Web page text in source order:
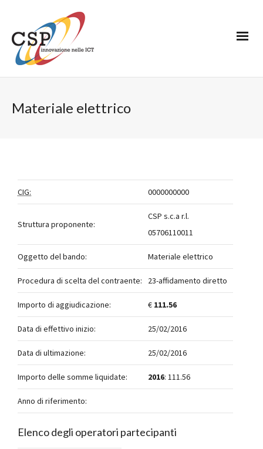
Materiale elettrico
CIG: 0000000000
Struttura proponente:
CSP s.c.a r.l.
05706110011
Oggetto del bando: Materiale elettrico
Procedura di scelta del contraente: 23-affidamento diretto
Importo di aggiudicazione: € 111.56
Data di effettivo inizio: 25/02/2016
Data di ultimazione: 25/02/2016
Importo delle somme liquidate: 2016: 111.56
Anno di riferimento:
Elenco degli operatori partecipanti